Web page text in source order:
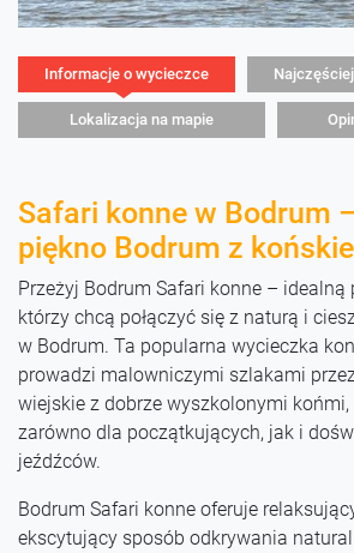
Informacje o wycieczce
Lokalizacja na mapie
Safari konne w Bodrum
piękno Bodrum z
Przeżyj Bodrum Safari konne – idealną
którzy chcą połączyć się z naturą i
w Bodrum. Ta popularna wycieczka
prowadzi malowniczymi szlakami
wiejskie z dobrze wyszkolonymi
zarówno dla początkujących, jak i
jeźdźców.
Bodrum Safari konne oferuje
ekscytujący sposób odkrywania